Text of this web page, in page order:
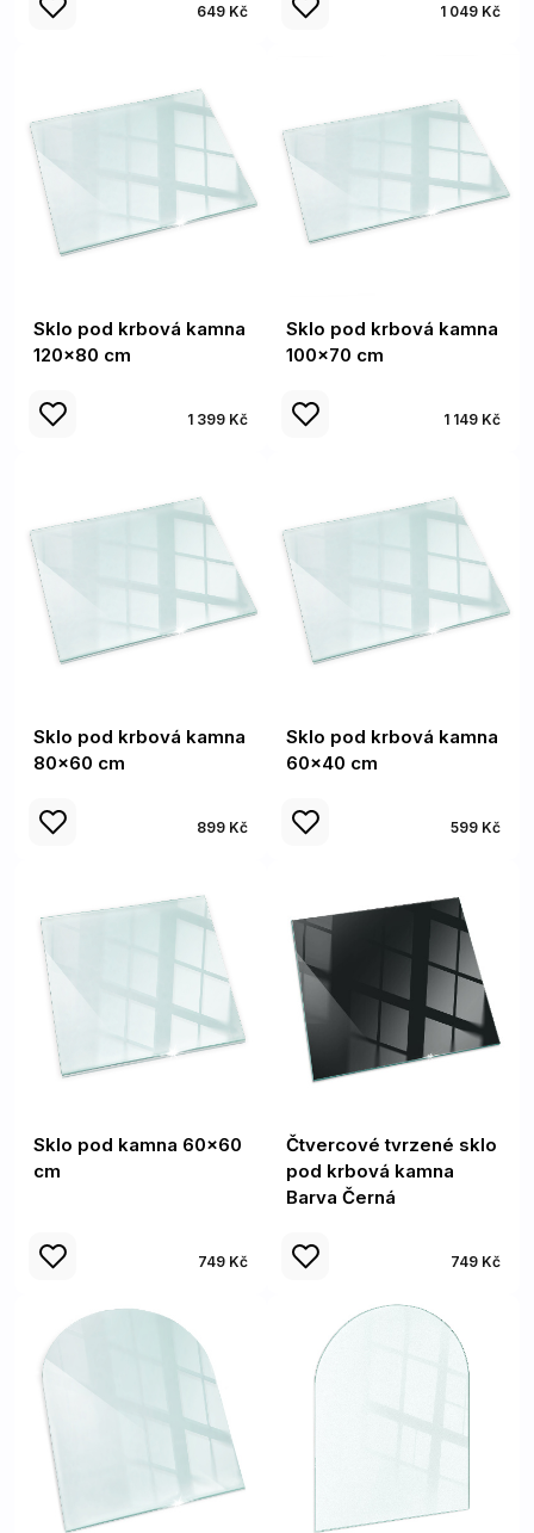
649 Kč 1 049 Kč
Sklo pod krbová kamna
120x80 cm
1 399 Kč
Sklo pod krbová kamna
100x70 cm
1 149 Kč
Sklo pod krbová kamna
80x60 cm
899 Kč
Sklo pod krbová kamna
60x40 cm
599 Kč
Sklo pod kamna 60x60
cm
749 Kč
Čtvercové tvrzené sklo
pod krbová kamna
Barva Černá
749 Kč